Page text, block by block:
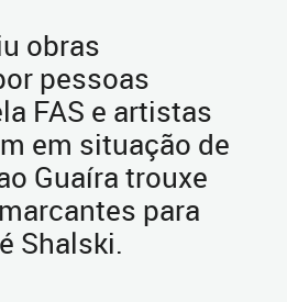
obras
pessoas
FAS e artistas
em situação de
Guaíra trouxe
para
Shalski.